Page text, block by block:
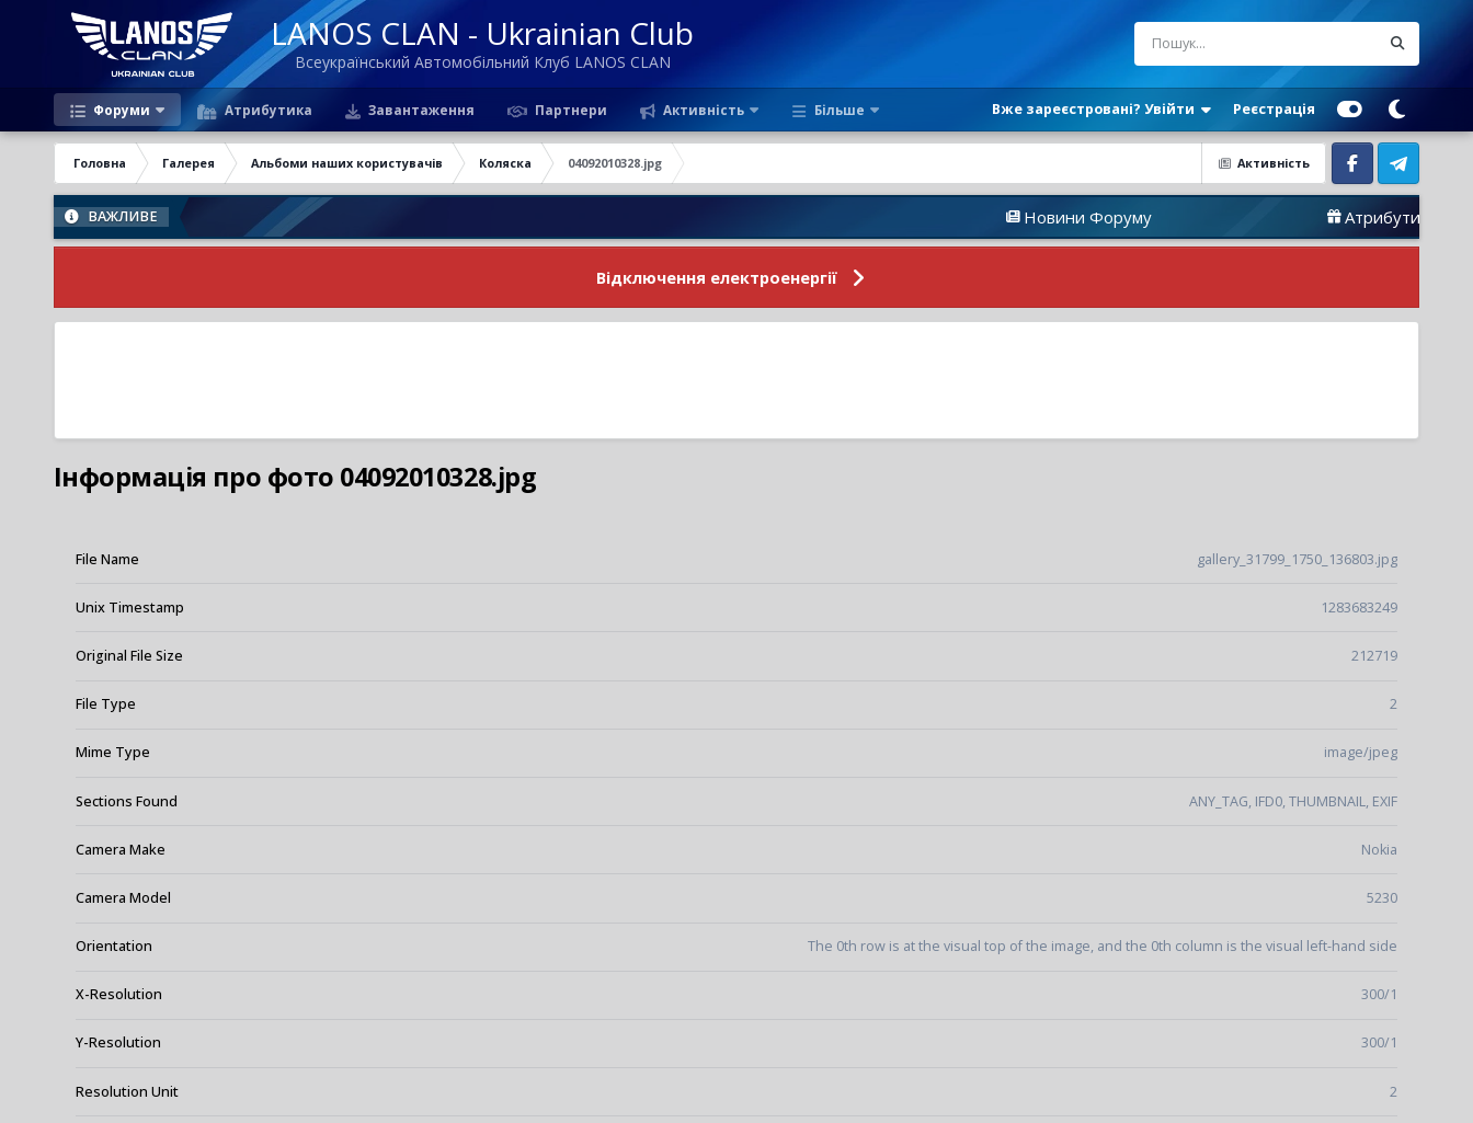
LANOS CLAN - Ukrainian Club
Всеукраїнський Автомобільний Клуб LANOS CLAN
Форуми Атрибутика Завантаження Партнери Активність Більше Вже зареєстровані? Увійти Реєстрація
Активність
Головна Галерея Альбоми наших користувачів Коляска 04092010328.jpg
Facebook Telegram
ВАЖЛИВЕ Новини Форуму Атрибутика
Відключення електроенергії
Інформація про фото 04092010328.jpg
File Name gallery_31799_1750_136803.jpg
Unix Timestamp 1283683249
Original File Size 212719
File Type 2
Mime Type image/jpeg
Sections Found ANY_TAG, IFD0, THUMBNAIL, EXIF
Camera Make Nokia
Camera Model 5230
Orientation The 0th row is at the visual top of the image, and the 0th column is the visual left-hand side
X-Resolution 300/1
Y-Resolution 300/1
Resolution Unit 2